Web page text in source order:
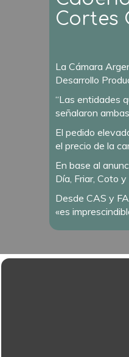
Cortes
La Cámara
Desarrollo
“Las entidades
señalaron
El pedido
el precio de la
En base al
Día, Friar, Coto
Desde CAS y
«es